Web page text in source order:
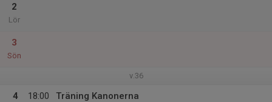
2
Lör
3
Sön
v.36
4
18:00
Träning Kanonerna